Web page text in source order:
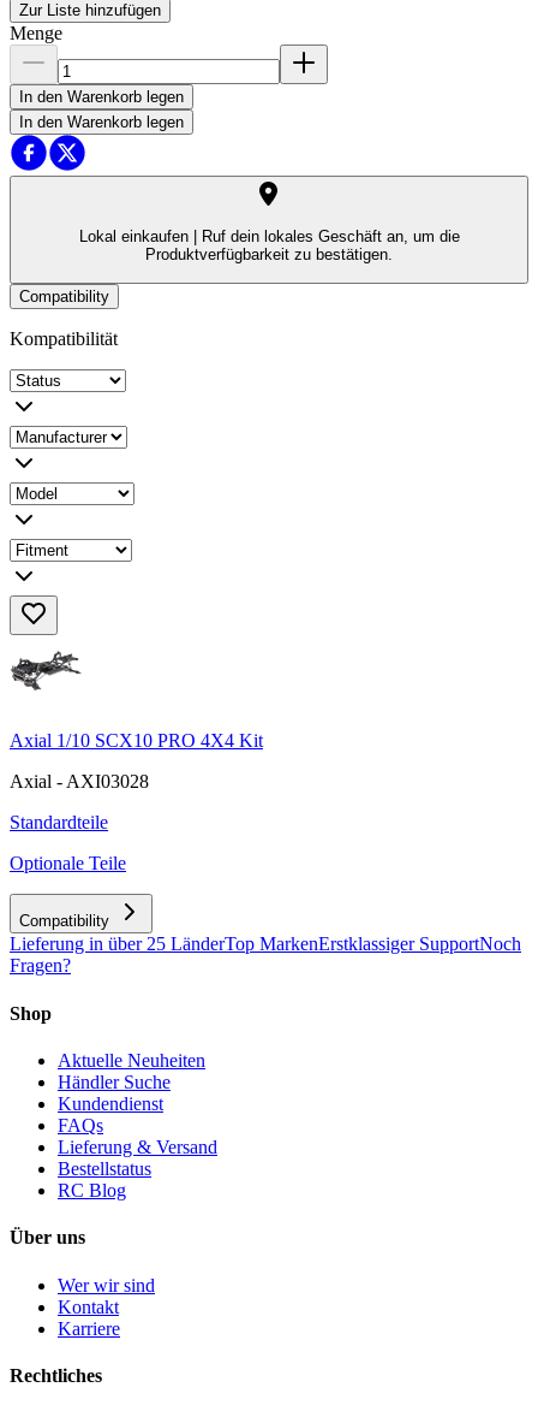
Zur Liste hinzufügen
Menge
In den Warenkorb legen
In den Warenkorb legen
Lokal einkaufen |
Ruf dein lokales Geschäft an, um die
Produktverfügbarkeit zu bestätigen.
Compatibility
Kompatibilität
Axial 1/10 SCX10 PRO 4X4 Kit
Axial - AXI03028
Standardteile
Optionale Teile
Compatibility
Lieferung in über 25 LänderTop MarkenErstklassiger SupportNoch
Fragen?
Shop
Aktuelle Neuheiten
Händler Suche
Kundendienst
FAQs
Lieferung & Versand
Bestellstatus
RC Blog
Über uns
Wer wir sind
Kontakt
Karriere
Rechtliches